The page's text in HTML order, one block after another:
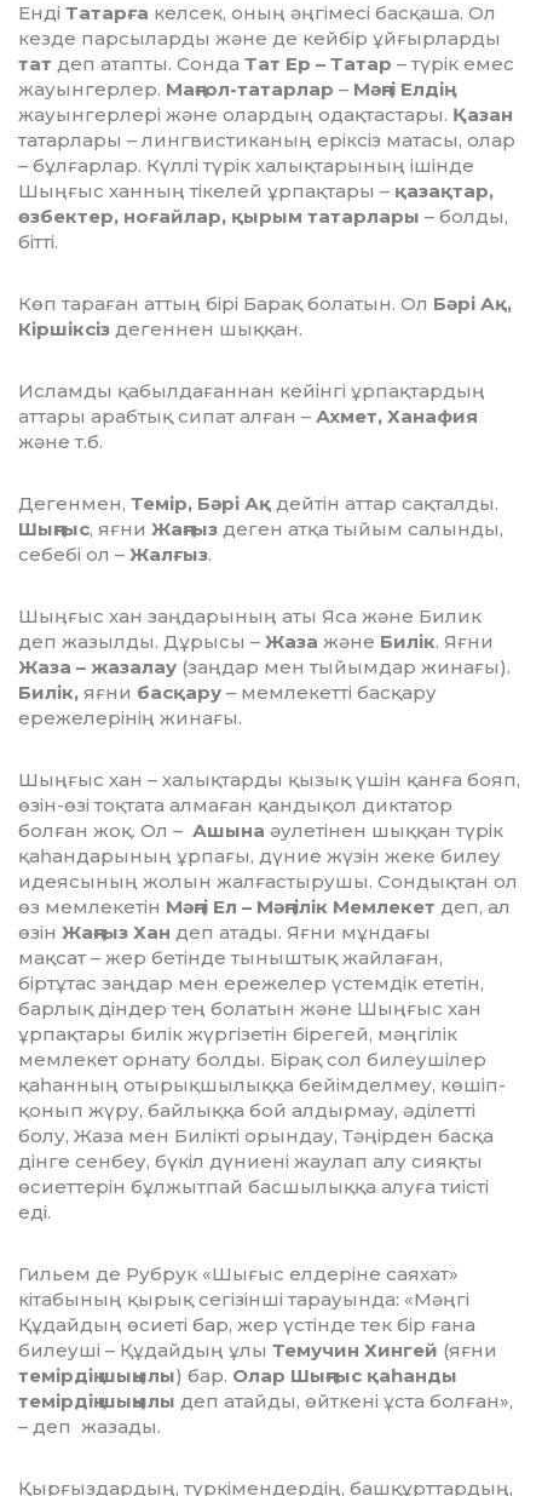
Енді Татарға келсек, оның әңгімесі басқаша. Ол
кезде парсыларды және де кейбір ұйғырларды
тат деп атапты. Сонда Тат Ер – Татар – түрік емес
жауынгерлер. Маңғол-татарлар – Мәңгі Елдің
жауынгерлері және олардың одақтастары. Қазан
татарлары – лингвистиканың еріксіз матасы, олар
– бұлғарлар. Күллі түрік халықтарының ішінде
Шыңғыс ханның тікелей ұрпақтары – қазақтар,
өзбектер, ноғайлар, қырым татарлары – болды,
бітті.
Көп тараған аттың бірі Барақ болатын. Ол Бәрі Ақ,
Кіршіксіз дегеннен шыққан.
Исламды қабылдағаннан кейінгі ұрпақтардың
аттары арабтық сипат алған – Ахмет, Ханафия
және т.б.
Дегенмен, Темір, Бәрі Ақ дейтін аттар сақталды.
Шыңғыс, яғни Жаңғыз деген атқа тыйым салынды,
себебі ол – Жалғыз.
Шыңғыс хан заңдарының аты Яса және Билик
деп жазылды. Дұрысы – Жаза және Билік. Яғни
Жаза – жазалау (заңдар мен тыйымдар жинағы).
Билік, яғни басқару – мемлекет­ті басқару
ережелерінің жинағы.
Шыңғыс хан – халықтарды қызық үшін қанға бояп,
өзін-өзі тоқтата алмаған қандықол диктатор
болған жоқ. Ол – Ашына әулетінен шыққан түрік
қаһандарының ұрпағы, дүние жүзін жеке билеу
идеясы­ның жолын жалғастырушы. Сондықтан ол
өз мемлекетін Мәңгі Ел – Мәңгілік Мемлекет деп, ал
өзін Жаңғыз Хан деп атады. Яғни мұндағы
мақсат – жер бетінде тыныш­тық жайлаған,
біртұтас заңдар мен ережелер үстемдік ететін,
барлық діндер тең болатын және Шыңғыс хан
ұрпақтары билік жүргізетін бірегей, мәңгілік
мемлекет орнату болды. Бірақ сол билеушілер
қаһанның отырықшылыққа бейімделмеу, көшіп-
қонып жүру, байлыққа бой алдырмау, әділетті
болу, Жаза мен Билікті орындау, Тәңірден басқа
дінге сенбеу, бүкіл дүниені жаулап алу сияқты
өсиеттерін бұлжыт­пай басшылыққа алуға тиісті
еді.
Гильем де Рубрук «Шығыс елдеріне саяхат»
кітабының қырық сегізінші тарауында: «Мәңгі
Құдайдың өсиеті бар, жер үстінде тек бір ғана
билеуші – Құдайдың ұлы Темучин Хингей (яғни
темірдің шыңылы) бар. Олар Шыңғыс қаһанды
темірдің шыңылы деп атайды, өйткені ұста болған»,
– деп жазады.
Қырғыздардың, түркімендердің, башқұрттардың,